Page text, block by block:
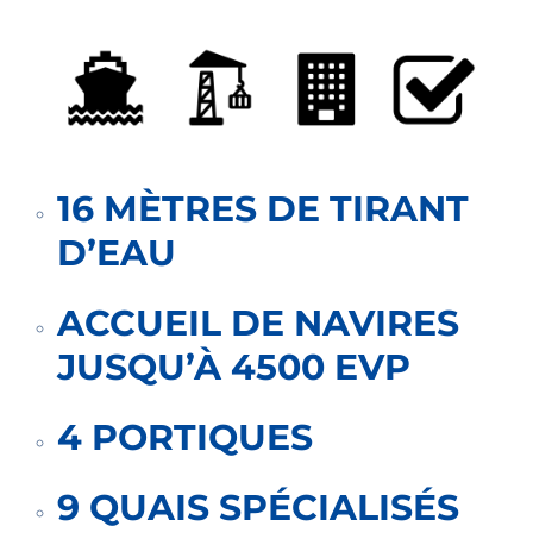
16 MÈTRES DE TIRANT
D’EAU
ACCUEIL DE NAVIRES
JUSQU’À 4500 EVP
4 PORTIQUES
9 QUAIS SPÉCIALISÉS